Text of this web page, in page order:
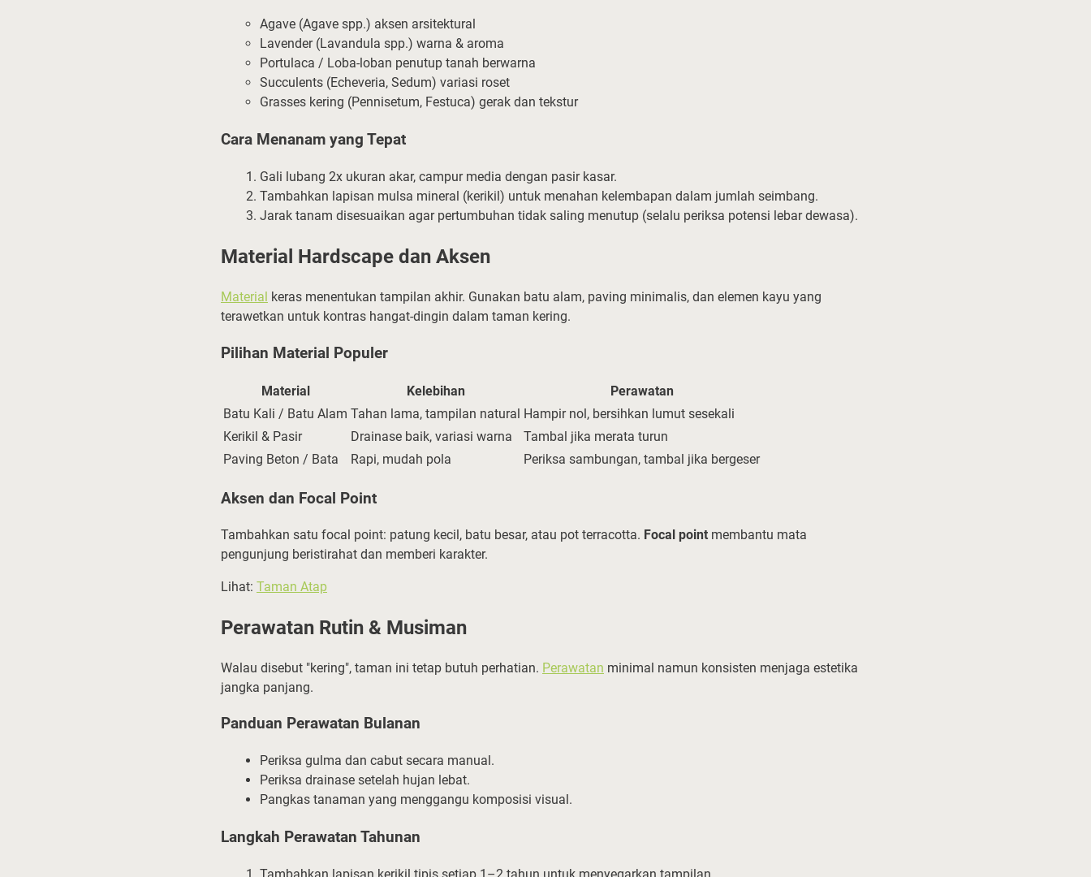
Agave (Agave spp.) aksen arsitektural
Lavender (Lavandula spp.) warna & aroma
Portulaca / Loba-loban penutup tanah berwarna
Succulents (Echeveria, Sedum) variasi roset
Grasses kering (Pennisetum, Festuca) gerak dan tekstur
Cara Menanam yang Tepat
Gali lubang 2x ukuran akar, campur media dengan pasir kasar.
Tambahkan lapisan mulsa mineral (kerikil) untuk menahan kelembapan dalam jumlah seimbang.
Jarak tanam disesuaikan agar pertumbuhan tidak saling menutup (selalu periksa potensi lebar dewasa).
Material Hardscape dan Aksen
Material keras menentukan tampilan akhir. Gunakan batu alam, paving minimalis, dan elemen kayu yang
terawetkan untuk kontras hangat-dingin dalam taman kering.
Pilihan Material Populer
Material Kelebihan
Perawatan
Batu Kali / Batu Alam Tahan lama, tampilan natural Hampir nol, bersihkan lumut sesekali
Kerikil & Pasir
Drainase baik, variasi warna
Tambal jika merata turun
Paving Beton / Bata
Rapi, mudah pola Periksa sambungan, tambal jika bergeser
Aksen dan Focal Point
Tambahkan satu focal point: patung kecil, batu besar, atau pot terracotta. Focal point membantu mata
pengunjung beristirahat dan memberi karakter.
Lihat: Taman Atap
Perawatan Rutin & Musiman
Walau disebut "kering", taman ini tetap butuh perhatian. Perawatan minimal namun konsisten menjaga estetika
jangka panjang.
Panduan Perawatan Bulanan
Periksa gulma dan cabut secara manual.
Periksa drainase setelah hujan lebat.
Pangkas tanaman yang menggangu komposisi visual.
Langkah Perawatan Tahunan